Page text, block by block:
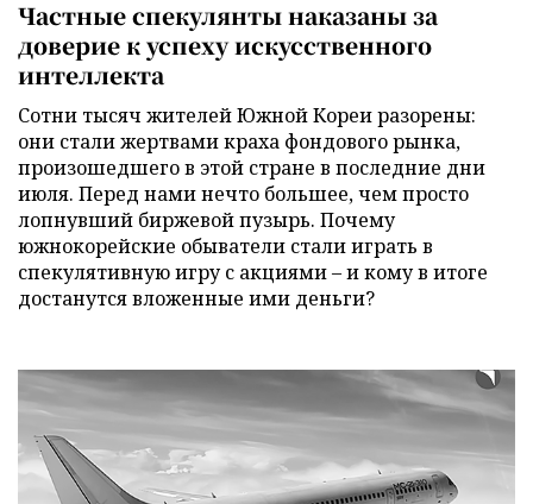
Частные спекулянты наказаны за
доверие к успеху искусственного
интеллекта
Сотни тысяч жителей Южной Кореи разорены:
они стали жертвами краха фондового рынка,
произошедшего в этой стране в последние дни
июля. Перед нами нечто большее, чем просто
лопнувший биржевой пузырь. Почему
южнокорейские обыватели стали играть в
спекулятивную игру с акциями – и кому в итоге
достанутся вложенные ими деньги?